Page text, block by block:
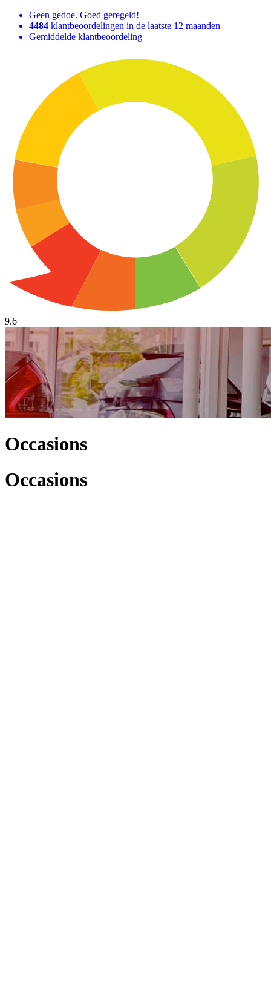
Geen gedoe. Goed geregeld!
4484 klantbeoordelingen in de laatste 12 maanden
Gemiddelde klantbeoordeling
9.6
Occasions
Occasions